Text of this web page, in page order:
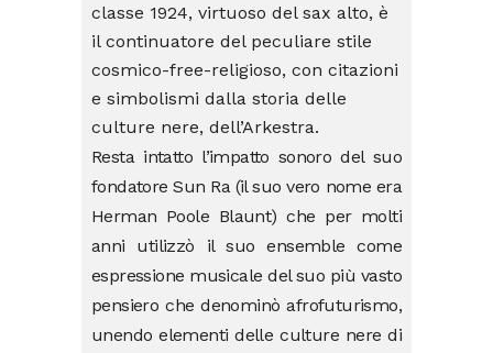
classe 1924, virtuoso del sax alto, è
il continuatore del peculiare stile
cosmico-free-religioso, con citazioni
e simbolismi dalla storia delle
culture nere, dell’Arkestra.
Resta intatto l’impatto sonoro del suo
fondatore Sun Ra (il suo vero nome era
Herman Poole Blaunt) che per molti
anni utilizzò il suo ensemble come
espressione musicale del suo più vasto
pensiero che denominò afrofuturismo,
unendo elementi delle culture nere di